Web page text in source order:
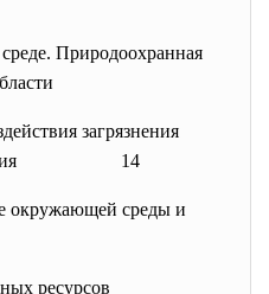
Природоохранная
загрязнения
14
окружающей среды и
ресурсов